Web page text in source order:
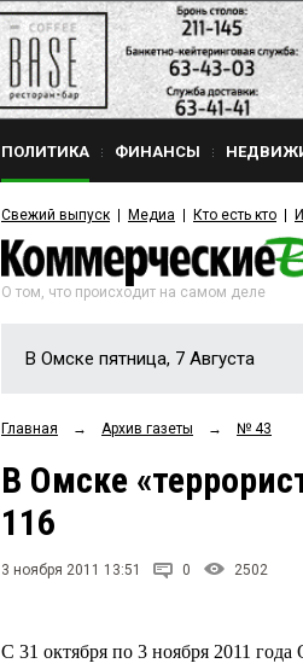
ПОЛИТИКА ФИНАНСЫ
Свежий выпуск Медиа Кто есть кто
О том, что происходит на самом деле
В Омске пятница, 7 Августа
Главная → Архив газеты → № 43
В Омске
116
3 ноября 2011 13:51 0 2502
С 31 октября по 3 ноября 2011